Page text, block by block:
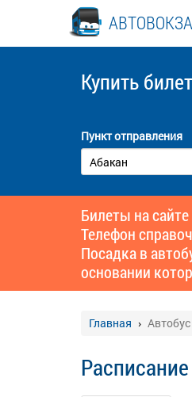
Купить билет
Пункт отправления
Билеты на
Телефон
Посадка в
основании
Главная